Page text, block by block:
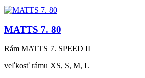
MATTS 7. 80
Rám MATTS 7. SPEED II
veľkosť rámu XS, S, M, L